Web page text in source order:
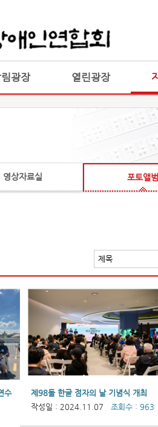
광장 열린광장
영상자료실 포토앨범
수
제98돌 한글 점자의 날 기념식 개최
작성일 : 2024.11.07
조회수 : 963